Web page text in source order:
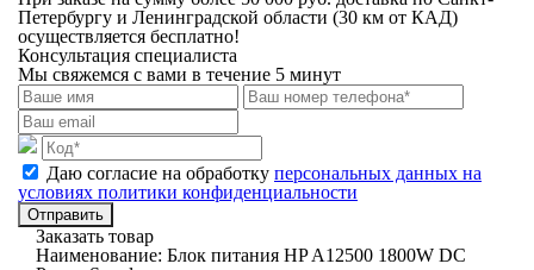
Петербургу и Ленинградской области (30 км от КАД)
осуществляется бесплатно!
Консультация специалиста
Мы свяжемся с вами в течение 5 минут
Даю согласие на обработку персональных данных на
условиях политики конфиденциальности
Отправить
Заказать товар
Наименование: Блок питания HP A12500 1800W DC